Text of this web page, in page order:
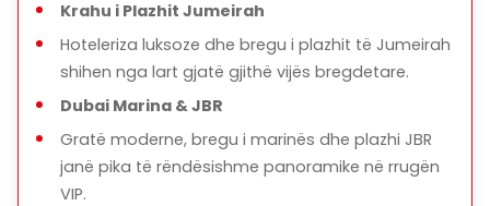
Krahu i Plazhit Jumeirah
Hoteleriza luksoze dhe bregu i plazhit të Jumeirah
shihen nga lart gjatë gjithë vijës bregdetare.
Dubai Marina & JBR
Gratë moderne, bregu i marinës dhe plazhi JBR
janë pika të rëndësishme panoramike në rrugën
VIP.